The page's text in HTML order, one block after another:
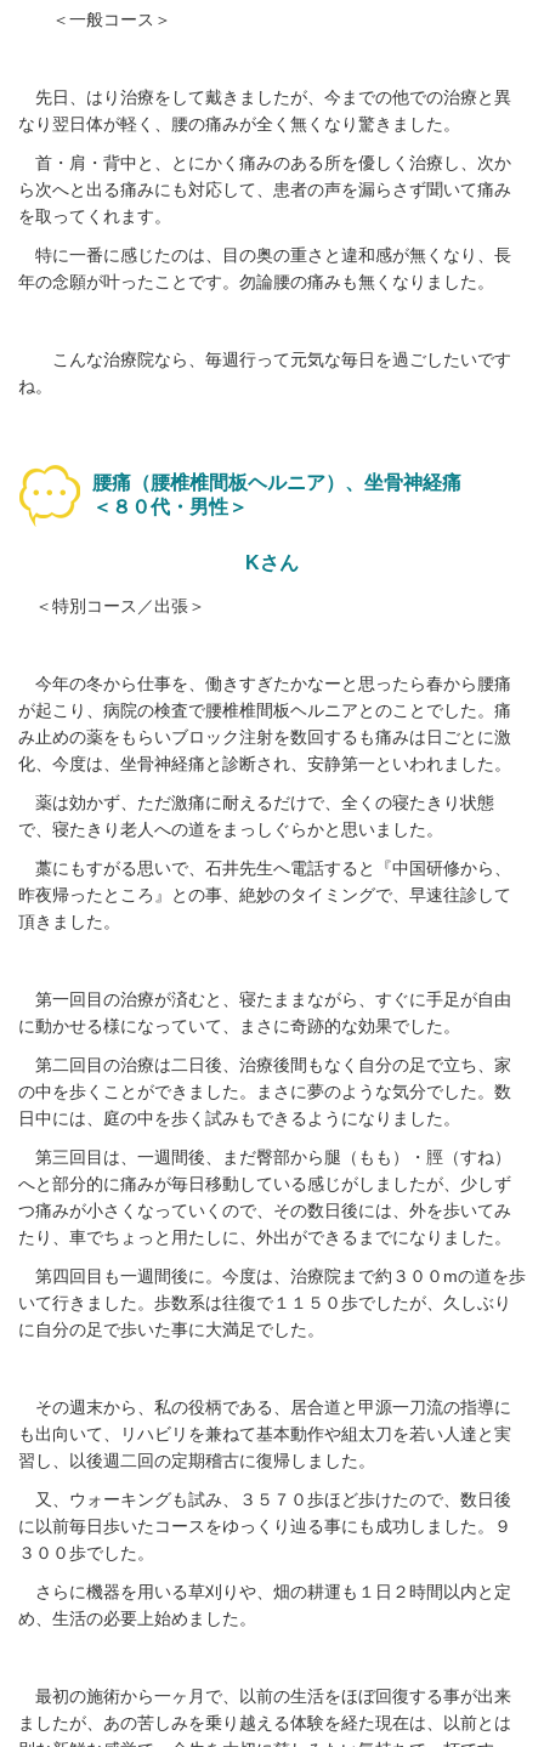
＜一般コース＞
先日、はり治療をして戴きましたが、今までの他での治療と異
なり翌日体が軽く、 腰の痛みが全く無くなり驚きました。
首・肩・背中と、とにかく痛みのある所を優しく治療し、次か
ら次へと出る痛みにも対応して、患者の声を漏らさず聞いて痛み
を取ってくれます。
特に一番に感じたのは、目の奥の重さと違和感が無くなり、長
年の念願が叶ったことです。勿論腰の痛みも無くなりました。
こんな治療院なら、毎週行って元気な毎日を過ごしたいです
ね。
腰痛（腰椎椎間板ヘルニア）、坐骨神経痛
＜８０代・男性＞
Kさん
＜特別コース／出張＞
今年の冬から仕事を、働きすぎたかなーと思ったら春から腰痛
が起こり、病院の検査で腰椎椎間板ヘルニアとのことでした。痛
み止めの薬をもらいブロック注射を数回するも痛みは日ごとに激
化、今度は、坐骨神経痛と診断され、安静第一といわれました。
薬は効かず、ただ激痛に耐えるだけで、全くの寝たきり状態
で、寝たきり老人への道をまっしぐらかと思いました。
藁にもすがる思いで、石井先生へ電話すると『中国研修から、
昨夜帰ったところ』との事、絶妙のタイミングで、早速往診して
頂きました。
第一回目の治療が済むと、寝たままながら、すぐに手足が自由
に動かせる様になっていて、まさに奇跡的な効果でした。
第二回目の治療は二日後、治療後間もなく自分の足で立ち、家
の中を歩くことができました。まさに夢のような気分でした。数
日中には、庭の中を歩く試みもできるようになりました。
第三回目は、一週間後、まだ臀部から腿（もも）・脛（すね）
へと部分的に痛みが毎日移動している感じがしましたが、少しず
つ痛みが小さくなっていくので、その数日後には、外を歩いてみ
たり、車でちょっと用たしに、外出ができるまでになりました。
第四回目も一週間後に。今度は、治療院まで約３００mの道を歩
いて行きました。歩数系は往復で１１５０歩でしたが、久しぶり
に自分の足で歩いた事に大満足でした。
その週末から、私の役柄である、居合道と甲源一刀流の指導に
も出向いて、リハビリを兼ねて基本動作や組太刀を若い人達と実
習し、以後週二回の定期稽古に復帰しました。
又、ウォーキングも試み、３５７０歩ほど歩けたので、数日後
に以前毎日歩いたコースをゆっくり辿る事にも成功しました。９
３００歩でした。
さらに機器を用いる草刈りや、畑の耕運も１日２時間以内と定
め、生活の必要上始めました。
最初の施術から一ヶ月で、以前の生活をほぼ回復する事が出来
ましたが、あの苦しみを乗り越える体験を経た現在は、以前とは